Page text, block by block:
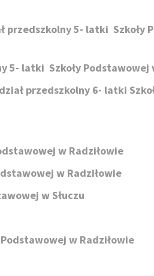
przedszkolny 5- latki Szkoły
5- latki Szkoły Podstawowej
przedszkolny 6- latki
w Radziłowie
w Radziłowie
w Słuczu
w Radziłowie